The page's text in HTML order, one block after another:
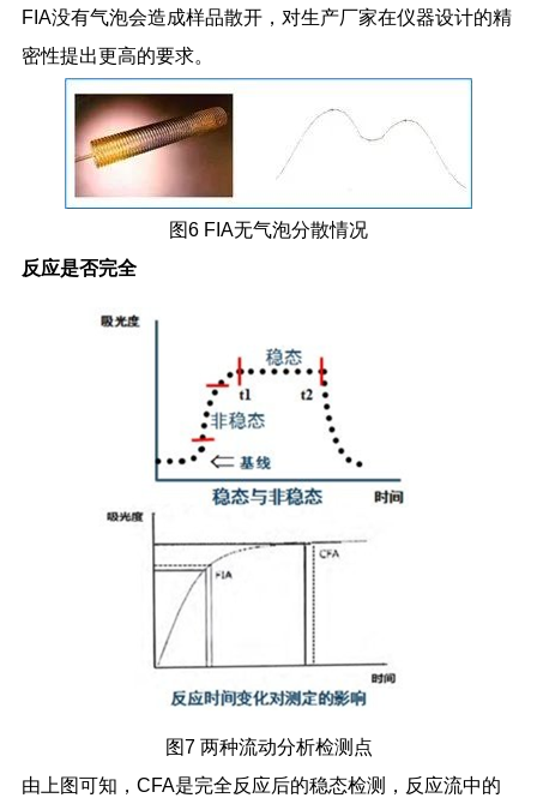
FIA没有气泡会造成样品散开，对生产厂家在仪器设计的精
密性提出更高的要求。
图6 FIA无气泡分散情况
反应是否完全
图7 两种流动分析检测点
由上图可知， CFA是完全反应后的稳态检测，反应流中的